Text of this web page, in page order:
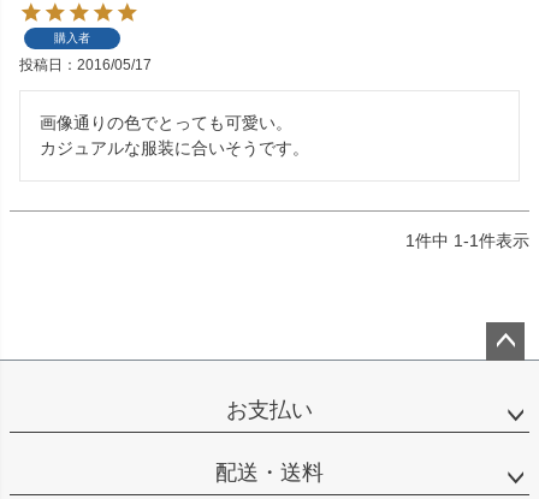
購入者
投稿日 2016/05/17
画像通りの色でとっても可愛い。
カジュアルな服装に合いそうです。
1件中 1-1件表示
ップ
お支払い
配送・送料